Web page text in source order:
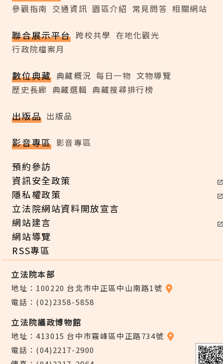
參觀指南 交通資訊 園區介紹 常見問答 相關網站
聯合展示平台 跨校共學 在地化觀光
行政院檔案月
數位典藏 典藏概況 每日一物 文物導覽
歷史長廊 典藏選輯 典藏搜尋排行榜
出版品 出版品
影音專區 影音專區
預約參訪
資訊安全政策
隱私權政策
立法院網站資料開放宣言
網站建言
網站導覽
RSS專區
立法院本部
地址：100220 台北市中正區中山南路1號
電話：(02)2358-5858
立法院議政博物館
地址：413015 台中市霧峰區中正路734號
電話：(04)2217-2900